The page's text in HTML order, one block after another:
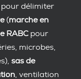
pour délimiter
(marche en
RABCpour
microbes,
sas de
, ventilation